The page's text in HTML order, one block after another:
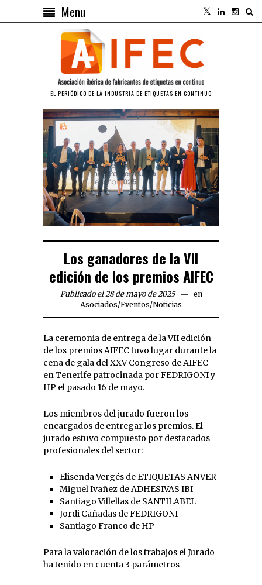
Menu
EL PERIÓDICO DE LA INDUSTRIA DE ETIQUETAS EN CONTINUO
Los ganadores de la VII
edición de los premios AIFEC
Publicado el 28 de mayo de 2025
en
Asociados/Eventos/Noticias
La ceremonia de entrega de la VII edición
de los premios AIFEC tuvo lugar durante la
cena de gala del XXV Congreso de AIFEC
en Tenerife patrocinada por FEDRIGONI y
HP el pasado 16 de mayo.
Los miembros del jurado fueron los
encargados de entregar los premios. El
jurado estuvo compuesto por destacados
profesionales del sector:
Elisenda Vergés de ETIQUETAS ANVER
Miguel Ivañez de ADHESIVAS IBI
Santiago Villellas de SANTILABEL
Jordi Cañadas de FEDRIGONI
Santiago Franco de HP
Para la valoración de los trabajos el Jurado
ha tenido en cuenta 3 parámetros